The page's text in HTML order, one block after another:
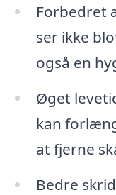
Forbedret
ser ikke
også en
Øget
kan
at fjerne
Bedre